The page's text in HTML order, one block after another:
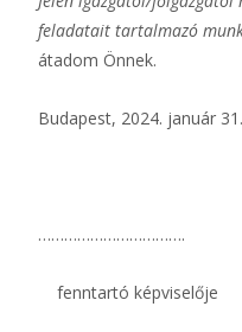
feladatait tartalmazó
átadom Önnek.
Budapest, 2024. január 31.
…………………………….
fenntartó képviselője